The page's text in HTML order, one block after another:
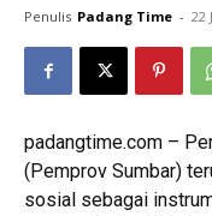
Penulis Padang Time - 22
padangtime.com –
(Pemprov Sumbar)
sosial sebagai